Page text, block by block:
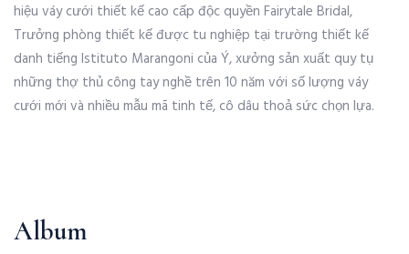
hiệu váy cưới thiết kế cao cấp độc quyền Fairytale Bridal,
Trưởng phòng thiết kế được tu nghiệp tại trường thiết kế
danh tiếng Istituto Marangoni của Ý, xưởng sản xuất quy tụ
những thợ thủ công tay nghề trên 10 năm với số lượng váy
cưới mới và nhiều mẫu mã tinh tế, cô dâu thoả sức chọn lựa.
Album